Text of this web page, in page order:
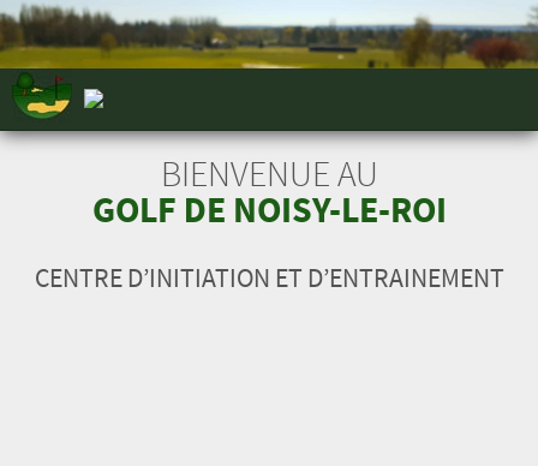
BIENVENUE AU
GOLF DE NOISY-LE-ROI
CENTRE D’INITIATION ET D’ENTRAINEMENT